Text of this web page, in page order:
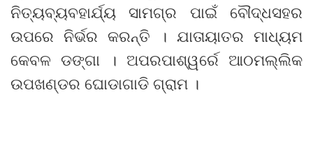
ନିତ୍ୟବ୍ୟବହାର୍ଯ୍ୟ ସାମଗ୍ର ପାଇଁ ବୌଦ୍ଧସହର
ଉପରେ ନିର୍ଭର କରନ୍ତି । ଯାତାୟାତର ମାଧ୍ୟମ
କେବଳ ଡଙ୍ଗା । ଅପରପାଶ୍ୱର୍ରେ ଆଠମଲ୍ଲିକ
ଉପଖଣ୍ଡର ଘୋଡାଗାଡି ଗ୍ରାମ ।